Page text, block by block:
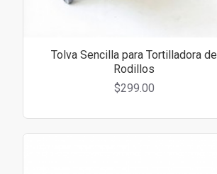
Tolva Sencilla para Tortilladora de
Rodillos
$299.00